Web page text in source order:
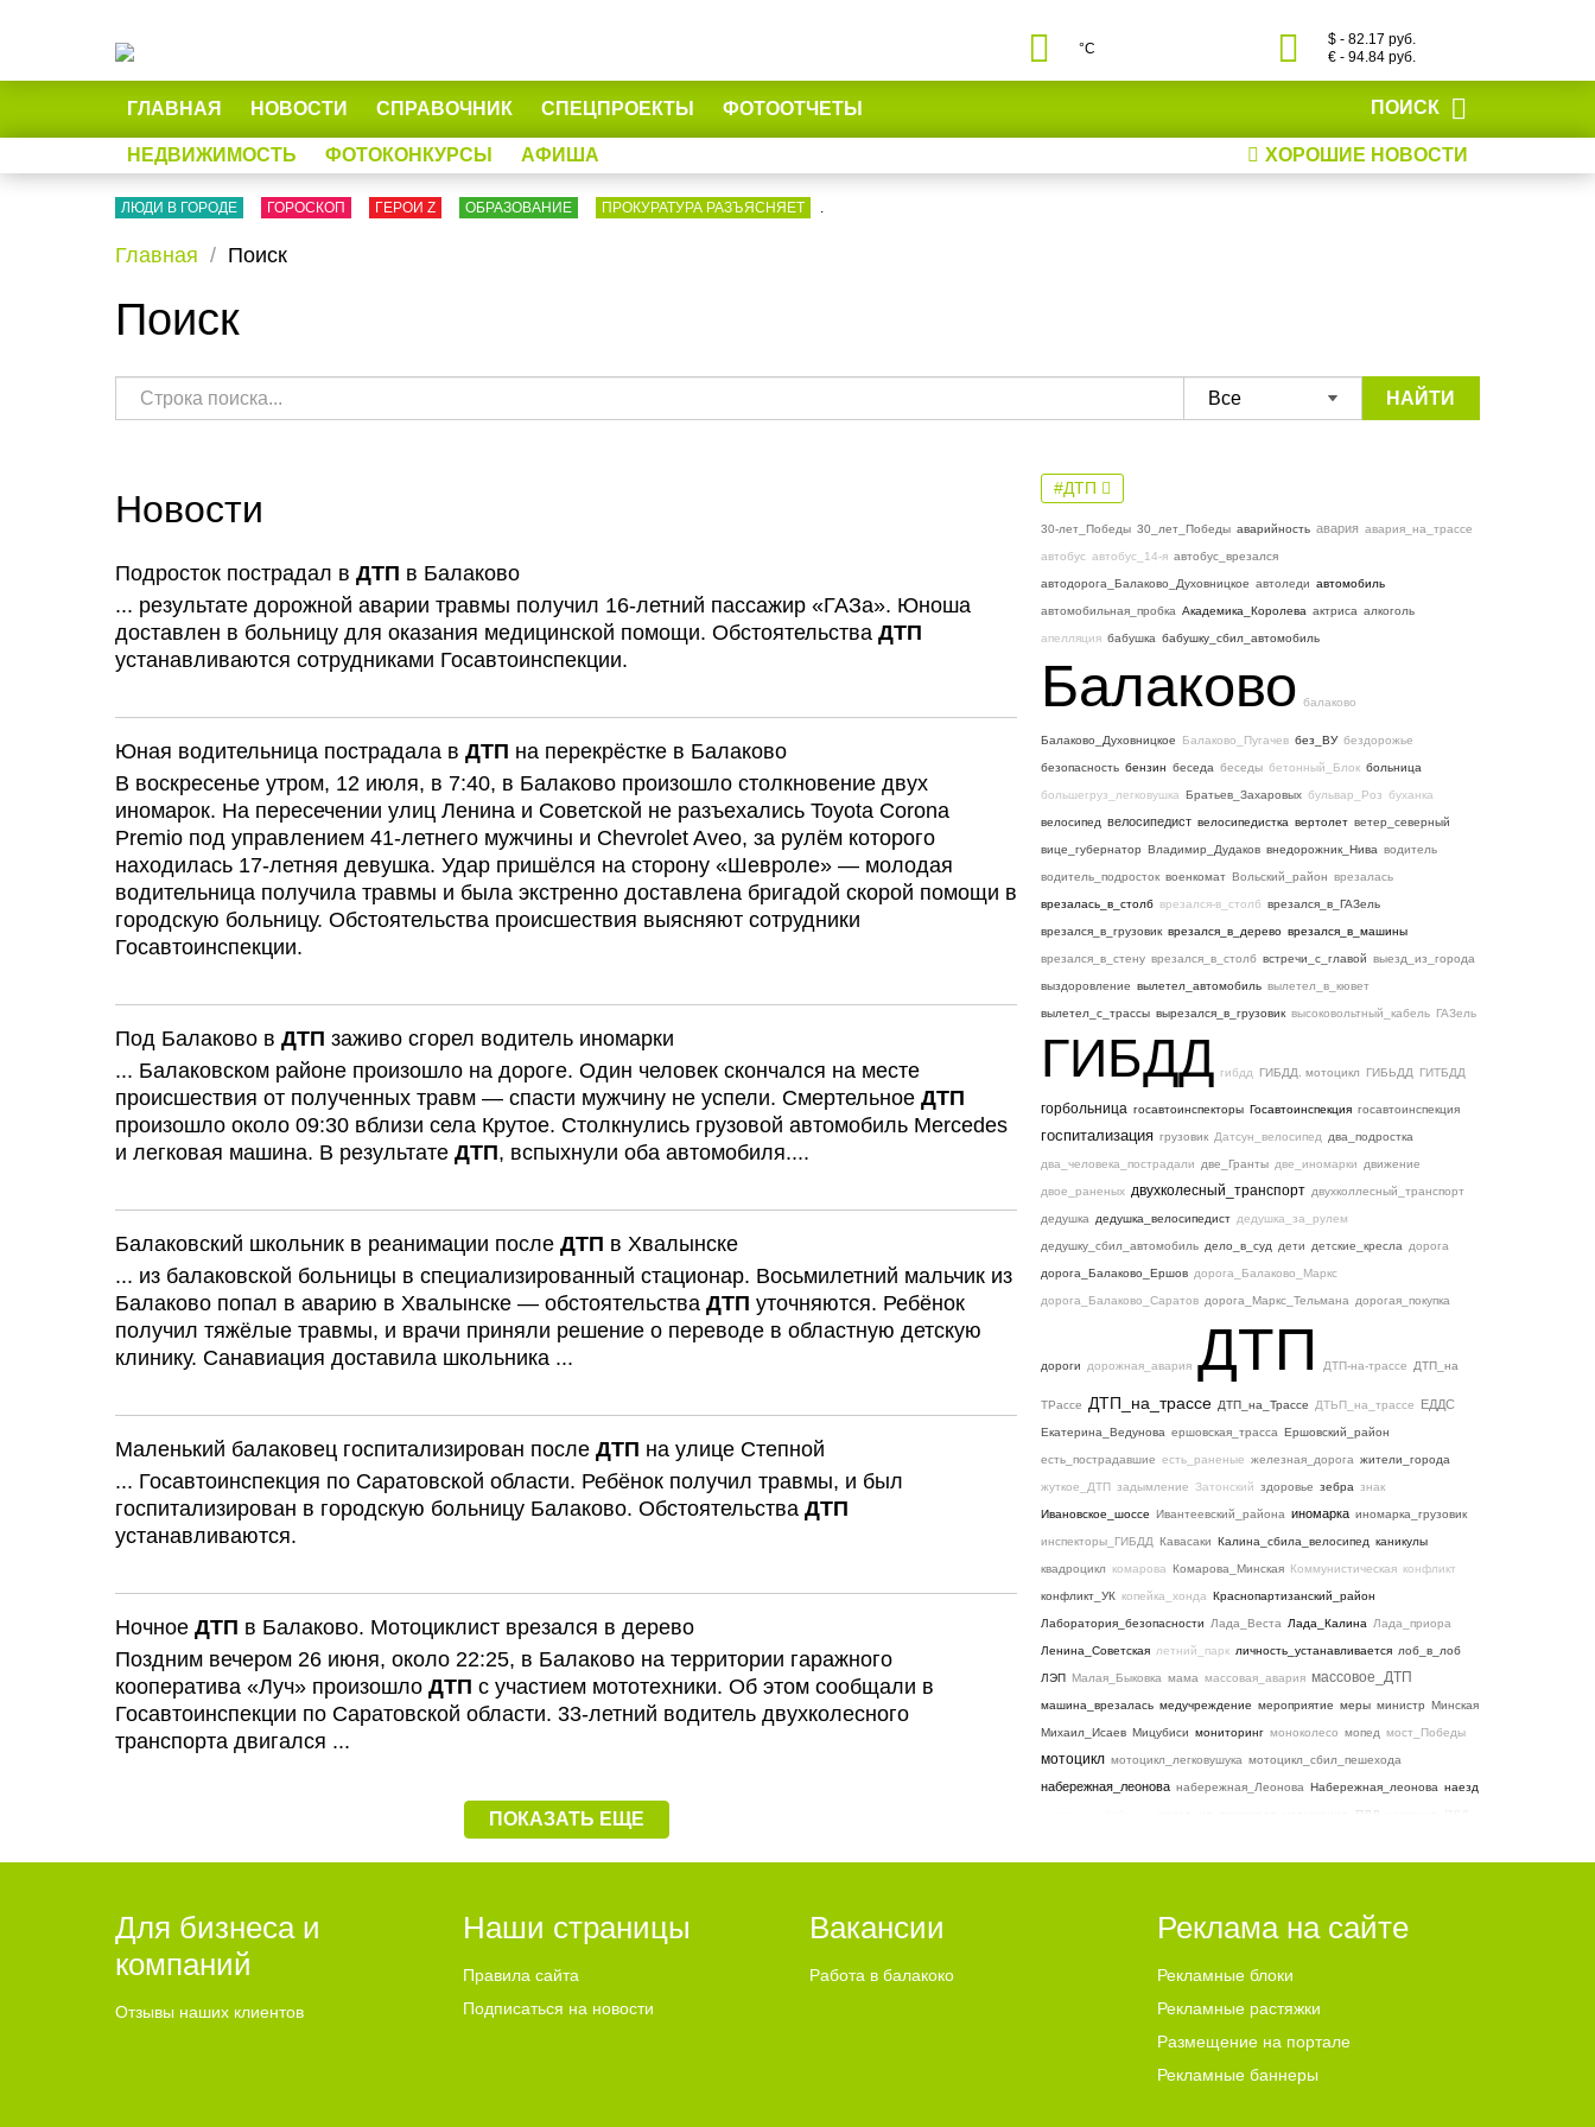
°С
$ - 82.17 руб.
€ - 94.84 руб.
ПОИСК
ГЛАВНАЯ НОВОСТИ СПРАВОЧНИК СПЕЦПРОЕКТЫ ФОТООТЧЕТЫ
ХОРОШИЕ НОВОСТИ
НЕДВИЖИМОСТЬ ФОТОКОНКУРСЫ АФИША
ЛЮДИ В ГОРОДЕ ГОРОСКОП ГЕРОИ Z ОБРАЗОВАНИЕ ПРОКУРАТУРА РАЗЪЯСНЯЕТ .
Главная Поиск
Поиск
НАЙТИ
Новости
Подросток пострадал в ДТП в Балаково
... результате дорожной аварии травмы получил 16-летний пассажир «ГАЗа». Юноша
доставлен в больницу для оказания медицинской помощи. Обстоятельства ДТП
устанавливаются сотрудниками Госавтоинспекции.
Юная водительница пострадала в ДТП на перекрёстке в Балаково
В воскресенье утром, 12 июля, в 7:40, в Балаково произошло столкновение двух
иномарок. На пересечении улиц Ленина и Советской не разъехались Toyota Corona
Premio под управлением 41-летнего мужчины и Chevrolet Aveo, за рулём которого
находилась 17-летняя девушка. Удар пришёлся на сторону «Шевроле» — молодая
водительница получила травмы и была экстренно доставлена бригадой скорой помощи в
городскую больницу. Обстоятельства происшествия выясняют сотрудники
Госавтоинспекции.
Под Балаково в ДТП заживо сгорел водитель иномарки
... Балаковском районе произошло на дороге. Один человек скончался на месте
происшествия от полученных травм — спасти мужчину не успели. Смертельное ДТП
произошло около 09:30 вблизи села Крутое. Столкнулись грузовой автомобиль Mercedes
и легковая машина. В результате ДТП, вспыхнули оба автомобиля....
Балаковский школьник в реанимации после ДТП в Хвалынске
... из балаковской больницы в специализированный стационар. Восьмилетний мальчик из
Балаково попал в аварию в Хвалынске — обстоятельства ДТП уточняются. Ребёнок
получил тяжёлые травмы, и врачи приняли решение о переводе в областную детскую
клинику. Санавиация доставила школьника ...
Маленький балаковец госпитализирован после ДТП на улице Степной
... Госавтоинспекция по Саратовской области. Ребёнок получил травмы, и был
госпитализирован в городскую больницу Балаково. Обстоятельства ДТП
устанавливаются.
Ночное ДТП в Балаково. Мотоциклист врезался в дерево
Поздним вечером 26 июня, около 22:25, в Балаково на территории гаражного
кооператива «Луч» произошло ДТП с участием мототехники. Об этом сообщали в
Госавтоинспекции по Саратовской области. 33-летний водитель двухколесного
транспорта двигался ...
ПОКАЗАТЬ ЕЩЕ
#ДТП
30-лет_Победы 30_лет_Победы аварийность авария авария_на_трассе
автобус автобус_14-я автобус_врезался
автодорога_Балаково_Духовницкое автоледи автомобиль
автомобильная_пробка Академика_Королева актриса алкоголь
апелляция бабушка бабушку_сбил_автомобиль
Балаково балаково
Балаково_Духовницкое Балаково_Пугачев без_ВУ бездорожье
безопасность бензин беседа беседы бетонный_Блок больница
большегруз_легковушка Братьев_Захаровых бульвар_Роз буханка
велосипед велосипедист велосипедистка вертолет ветер_северный
вице_губернатор Владимир_Дудаков внедорожник_Нива водитель
водитель_подросток военкомат Вольский_район врезалась
врезалась_в_столб врезался-в_столб врезался_в_ГАЗель
врезался_в_грузовик врезался_в_дерево врезался_в_машины
врезался_в_стену врезался_в_столб встречи_с_главой выезд_из_города
выздоровление вылетел_автомобиль вылетел_в_кювет
вылетел_с_трассы вырезался_в_грузовик высоковольтный_кабель ГАЗель
ГИБДД гибдд ГИБДД. мотоцикл ГИБЬДД ГИТБДД
горбольница госавтоинспекторы Госавтоинспекция госавтоинспекция
госпитализация грузовик Датсун_велосипед два_подростка
два_человека_пострадали две_Гранты две_иномарки движение
двое_раненых двухколесный_транспорт двухколлесный_транспорт
дедушка дедушка_велосипедист дедушка_за_рулем
дедушку_сбил_автомобиль дело_в_суд дети детские_кресла дорога
дорога_Балаково_Ершов дорога_Балаково_Маркс
дорога_Балаково_Саратов дорога_Маркс_Тельмана дорогая_покупка
дороги дорожная_авария ДТП ДТП-на-трассе ДТП_на
ТРассе ДТП_на_трассе ДТП_на_Трассе ДТЬП_на_трассе ЕДДС
Екатерина_Ведунова ершовская_трасса Ершовский_район
есть_пострадавшие есть_раненые железная_дорога жители_города
жуткое_ДТП задымление Затонский здоровье зебра знак
Ивановское_шоссе Ивантеевский_района иномарка иномарка_грузовик
инспекторы_ГИБДД Кавасаки Калина_сбила_велосипед каникулы
квадроцикл комарова Комарова_Минская Коммунистическая конфликт
конфликт_УК копейка_хонда Краснопартизанский_район
Лаборатория_безопасности Лада_Веста Лада_Калина Лада_приора
Ленина_Советская летний_парк личность_устанавливается лоб_в_лоб
ЛЭП Малая_Быковка мама массовая_авария массовое_ДТП
машина_врезалась медучреждение мероприятие меры министр Минская
Михаил_Исаев Мицубиси мониторинг моноколесо мопед мост_Победы
мотоцикл мотоцикл_легковушука мотоцикл_сбил_пешехода
набережная_леонова набережная_Леонова Набережная_леонова наезд
нарушение_ПДД
новости_Балаково
новости_балаково
оперштаб отопление очевидцы очереди
пенсионер_за_рулем пенсионеры первернулся_автомобиль
Для бизнеса и
компаний
Отзывы наших клиентов
Наши страницы
Правила сайта
Подписаться на новости
Вакансии
Работа в балакоко
Реклама на сайте
Рекламные блоки
Рекламные растяжки
Размещение на портале
Рекламные баннеры